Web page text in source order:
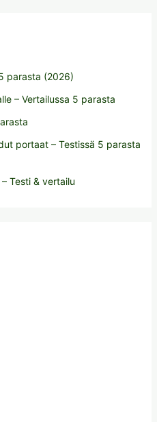
parasta (2026)
– Vertailussa 5 parasta
portaat – Testissä 5 parasta
Testi & vertailu